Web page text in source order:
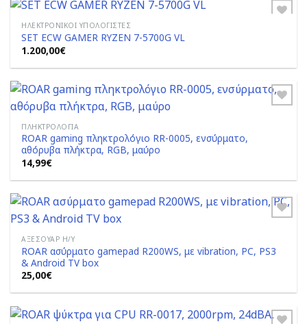
ΗΛΕΚΤΡΟΝΙΚΟΊ ΥΠΟΛΟΓΙΣΤΈΣ
SET ECW GAMER RYZEN 7-5700G VL
1.200,00€
ΠΛΗΚΤΡΟΛΌΓΙΑ
ROAR gaming πληκτρολόγιο RR-0005, ενσύρματο,
αθόρυβα πλήκτρα, RGB, μαύρο
14,99€
Add to
ΑΞΕΣΟΥΆΡ Η/Υ
ROAR ασύρματο gamepad R200WS, με vibration, PC, PS3
& Android TV box
25,00€